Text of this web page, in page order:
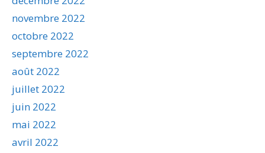
novembre 2022
octobre 2022
septembre 2022
août 2022
juillet 2022
juin 2022
mai 2022
avril 2022